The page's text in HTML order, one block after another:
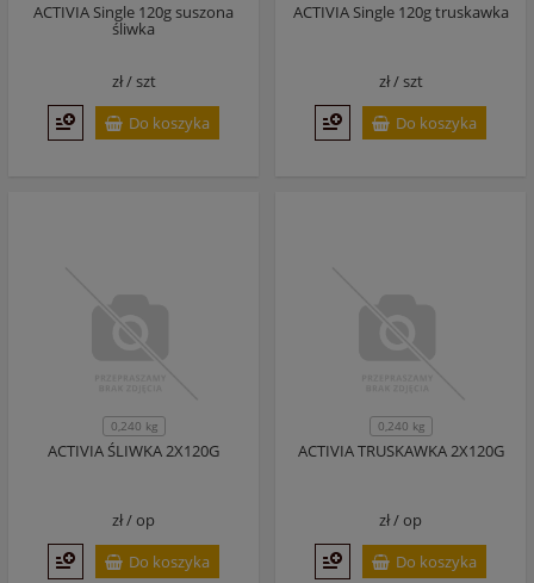
ACTIVIA Single 120g suszona
śliwka
zł /szt
Do koszyka
ACTIVIA Single 120g truskawka
zł /szt
Do koszyka
0,240 kg
ACTIVIA ŚLIWKA 2X120G
zł /op
Do koszyka
0,240 kg
ACTIVIA TRUSKAWKA 2X120G
zł /op
Do koszyka